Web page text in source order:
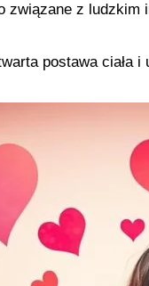
z
postawa